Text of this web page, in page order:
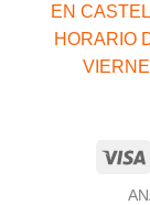
EN
HORARIO